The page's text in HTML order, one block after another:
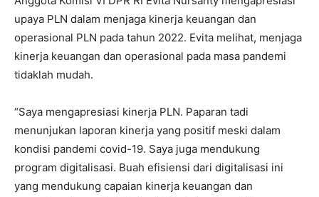
upaya PLN dalam menjaga kinerja keuangan dan
operasional PLN pada tahun 2022. Evita melihat, menjaga
kinerja keuangan dan operasional pada masa pandemi
tidaklah mudah.
“Saya mengapresiasi kinerja PLN. Paparan tadi
menunjukan laporan kinerja yang positif meski dalam
kondisi pandemi covid-19. Saya juga mendukung
program digitalisasi. Buah efisiensi dari digitalisasi ini
yang mendukung capaian kinerja keuangan dan